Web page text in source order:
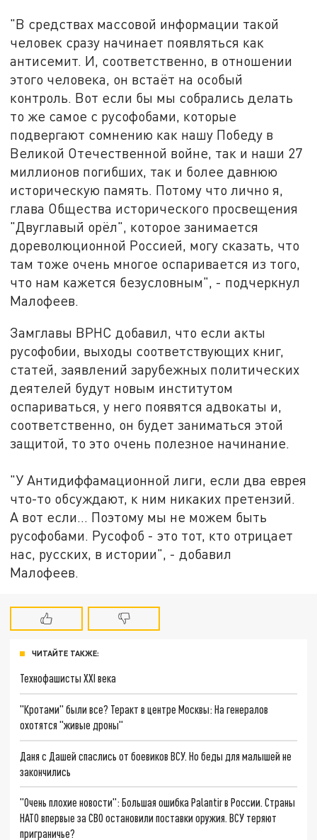
"В средствах массовой информации такой
человек сразу начинает появляться как
антисемит. И, соответственно, в отношении
этого человека, он встаёт на особый
контроль. Вот если бы мы собрались делать
то же самое с русофобами, которые
подвергают сомнению как нашу Победу в
Великой Отечественной войне, так и наши 27
миллионов погибших, так и более давнюю
историческую память. Потому что лично я,
глава Общества исторического просвещения
"Двуглавый орёл", которое занимается
дореволюционной Россией, могу сказать, что
там тоже очень многое оспаривается из того,
что нам кажется безусловным", - подчеркнул
Малофеев.
Замглавы ВРНС добавил, что если акты
русофобии, выходы соответствующих книг,
статей, заявлений зарубежных политических
деятелей будут новым институтом
оспариваться, у него появятся адвокаты и,
соответственно, он будет заниматься этой
защитой, то это очень полезное начинание.
"У Антидиффамационной лиги, если два еврея
что-то обсуждают, к ним никаких претензий.
А вот если… Поэтому мы не можем быть
русофобами. Русофоб - это тот, кто отрицает
нас, русских, в истории", - добавил
Малофеев.
ЧИТАЙТЕ ТАКЖЕ:
Технофашисты XXI века
"Кротами" были все? Теракт в центре Москвы: На генералов
охотятся "живые дроны"
Даня с Дашей спаслись от боевиков ВСУ. Но беды для малышей не
закончились
"Очень плохие новости": Большая ошибка Palantir в России. Страны
НАТО впервые за СВО остановили поставки оружия. ВСУ теряют
приграничье?